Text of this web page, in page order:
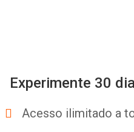
Experimente 30
Acesso ilimitado a